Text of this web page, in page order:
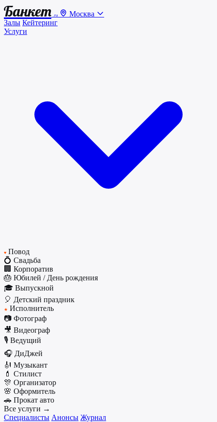
Банкет .ru
Москва
Залы Кейтеринг
Услуги
♥ Повод
💍 Свадьба
🏢 Корпоратив
🎂 Юбилей / День рождения
🎓 Выпускной
🎈 Детский праздник
★ Исполнитель
📷 Фотограф
🎥 Видеограф
🎙️ Ведущий
🎧 ДиДжей
🎻 Музыкант
💄 Стилист
🎊 Организатор
🌸 Оформитель
🚗 Прокат авто
Все услуги →
Специалисты Анонсы Журнал